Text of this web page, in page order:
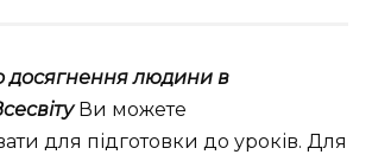
досягнення людини в
Ви можете
для підготовки до уроків. Для